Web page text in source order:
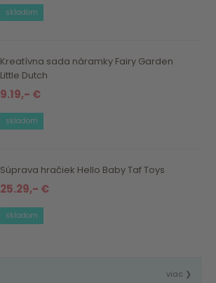
skladom
Kreatívna sada náramky Fairy Garden
Little Dutch
9.19,- €
skladom
Súprava hračiek Hello Baby Taf Toys
25.29,- €
skladom
viac ❯